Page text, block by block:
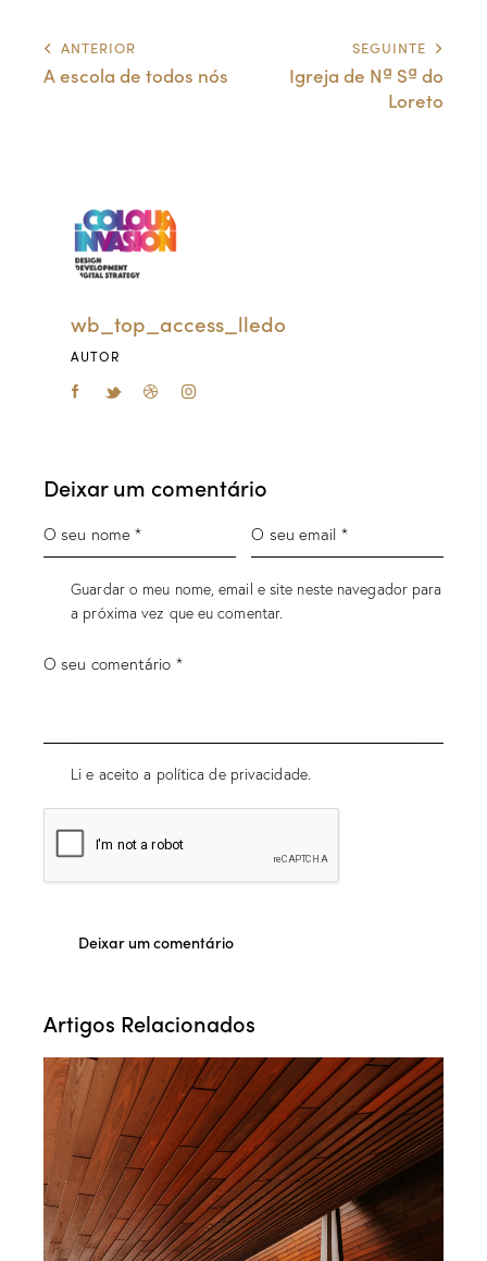
ANTERIOR
A escola de todos nós
SEGUINTE
Igreja de Nª Sª do
Loreto
wb_top_access_lledo
AUTOR
Deixar um comentário
Guardar o meu nome, email e site neste navegador para
a próxima vez que eu comentar.
Li e aceito a política de privacidade.
Artigos Relacionados